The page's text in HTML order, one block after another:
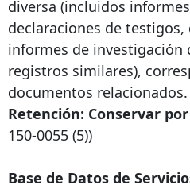
diversa (incluidos
declaraciones de
informes de investigación
registros similares),
documentos relacionados.
Retención: Conservar
150-0055 (5))
Base de Datos de